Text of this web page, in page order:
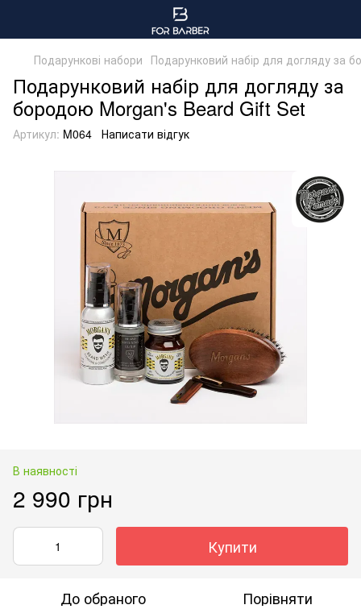
Подарункові набори Подарунковий набір для догляду за
Подарунковий набір для догляду за
бородою Morgan's Beard Gift Set
Артикул: M064 Написати відгук
В наявності
2 990 грн
Купити
До обраного Порівняти